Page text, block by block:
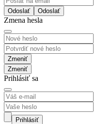
Odoslať
Zmena hesla
Zmeniť
Prihlásiť sa
Prihlásiť